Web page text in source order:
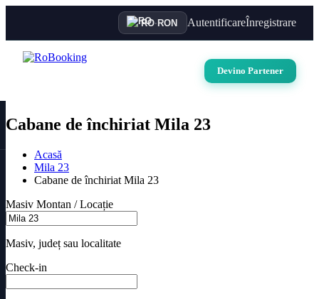
RO·RON AutentificareÎnregistrare
Devino Partener
Cabane de închiriat Mila 23
Acasă
Mila 23
Cabane de închiriat Mila 23
Masiv Montan / Locație
Masiv, județ sau localitate
Check-in